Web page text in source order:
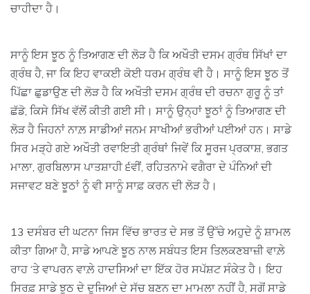
ਚਾਹੀਦਾ ਹੈ।
ਸਾਨੂੰ ਇਸ ਝੂਠ ਨੂੰ ਤਿਆਗਣ ਦੀ ਲੋੜ ਹੈ ਕਿ ਅਖੌਤੀ ਦਸਮ ਗ੍ਰੰਥ ਸਿੱਖਾਂ ਦਾ
ਗ੍ਰੰਥ ਹੈ, ਜਾ ਕਿ ਇਹ ਵਾਕਈ ਕੋਈ ਧਰਮ ਗ੍ਰੰਥ ਵੀ ਹੈ। ਸਾਨੂੰ ਇਸ ਝੂਠ ਤੋਂ
ਪਿੱਛਾ ਛੁਡਾਉਣ ਦੀ ਲੋੜ ਹੈ ਕਿ ਅਖੌਤੀ ਦਸਮ ਗ੍ਰੰਥ ਦੀ ਰਚਨਾ ਗੁਰੂ ਨੂੰ ਤਾਂ
ਛੱਡੋ, ਕਿਸੇ ਸਿੱਖ ਵੱਲੋਂ ਕੀਤੀ ਗਈ ਸੀ। ਸਾਨੂੰ ਉਨ੍ਹਾਂ ਝੂਠਾਂ ਨੂੰ ਤਿਆਗਣ ਦੀ
ਲੋੜ ਹੈ ਜਿਹਨਾਂ ਨਾਲ਼ ਸਾਡੀਆਂ ਜਨਮ ਸਾਖੀਆਂ ਭਰੀਆਂ ਪਈਆਂ ਹਨ। ਸਾਡੇ
ਸਿਰ ਮੜ੍ਹੇ ਗਏ ਅਖੌਤੀ ਰਵਾਇਤੀ ਗ੍ਰੰਥਾਂ ਜਿਵੇਂ ਕਿ ਸੂਰਜ ਪ੍ਰਕਾਸ਼, ਭਗਤ
ਮਾਲਾ, ਗੁਰਬਿਲਾਸ ਪਾਤਸ਼ਾਹੀ ੬ਵੀਂ, ਰਹਿਤਨਾਮੇ ਵਗੈਰਾ ਦੇ ਪੰਨਿਆਂ ਦੀ
ਸਜਾਵਟ ਬਣੇ ਝੂਠਾਂ ਨੂੰ ਵੀ ਸਾਨੂੰ ਸਾਫ਼ ਕਰਨ ਦੀ ਲੋੜ ਹੈ।
13 ਦਸੰਬਰ ਦੀ ਘਟਨਾ ਜਿਸ ਵਿੱਚ ਭਾਰਤ ਦੇ ਸਭ ਤੋਂ ਉੱਚੇ ਅਹੁਦੇ ਨੂੰ ਸ਼ਾਮਲ
ਕੀਤਾ ਗਿਆ ਹੈ, ਸਾਡੇ ਆਪਣੇ ਝੂਠ ਨਾਲ ਸਬੰਧਤ ਇਸ ਤਿਲਕਣਬਾਜ਼ੀ ਵਾਲ਼ੇ
ਰਾਹ ‘ਤੇ ਵਾਪਰਨ ਵਾਲ਼ੇ ਹਾਦਸਿਆਂ ਦਾ ਇੱਕ ਹੋਰ ਸਪੱਸ਼ਟ ਸੰਕੇਤ ਹੈ। ਇਹ
ਸਿਰਫ਼ ਸਾਡੇ ਝੂਠ ਦੇ ਦੂਜਿਆਂ ਦੇ ਸੱਚ ਬਣਨ ਦਾ ਮਾਮਲਾ ਨਹੀਂ ਹੈ, ਸਗੋਂ ਸਾਡੇ